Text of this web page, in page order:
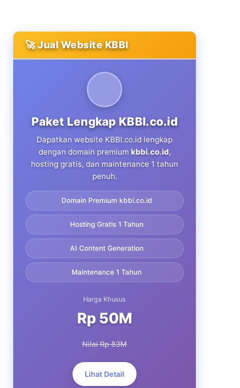
🚀 Jual Website KBBI
Paket Lengkap KBBI.co.id
Dapatkan website KBBI.co.id lengkap
dengan domain premium kbbi.co.id,
hosting gratis, dan maintenance 1 tahun
penuh.
Domain Premium kbbi.co.id
Hosting Gratis 1 Tahun
AI Content Generation
Maintenance 1 Tahun
Harga Khusus
Rp 50M
Nilai Rp 83M
Lihat Detail